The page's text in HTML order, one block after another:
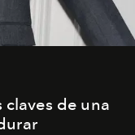
claves de una